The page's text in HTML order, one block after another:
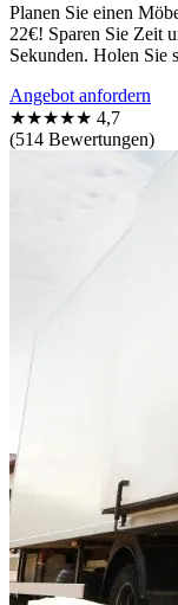
Planen Sie einen
22€! Sparen Sie Zeit
Sekunden. Holen Sie
Angebot anfordern
★★★★★ 4,7
(514 Bewertungen)